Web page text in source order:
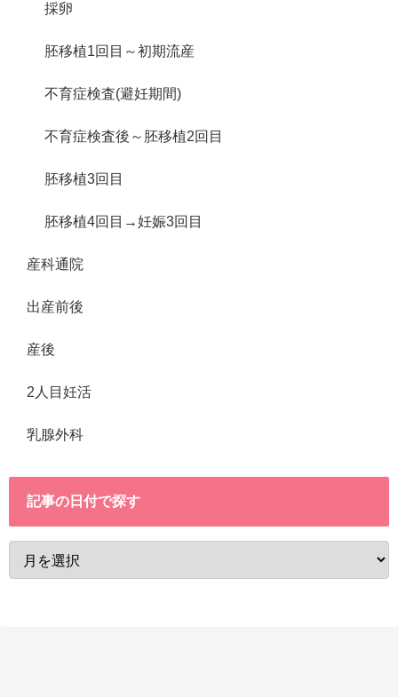
採卵
胚移植1回目～初期流産
不育症検査(避妊期間)
不育症検査後～胚移植2回目
胚移植3回目
胚移植4回目→妊娠3回目
産科通院
出産前後
産後
2人目妊活
乳腺外科
記事の日付で探す